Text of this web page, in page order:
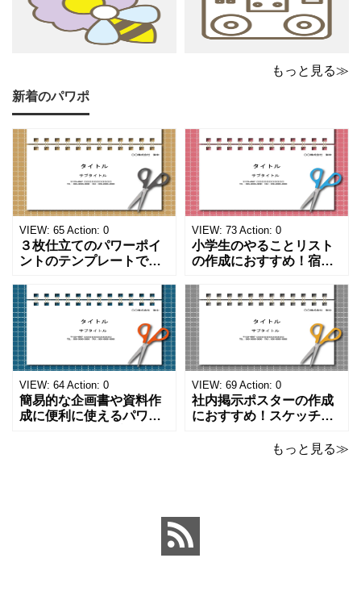
もっと見る≫
新着のパワポ
VIEW: 65 Action: 0
３枚仕立てのパワーポイ
ントのテンプレートで
ペンのワンポイントイラ
ストが描かれています。
ご案内やお知らせなど簡
単な資料を時短で作成で
きる便利なフォーマット
になります。 文房具好き
の方、掲示ポスターを作
成をされたい方におす
VIEW: 73 Action: 0
小学生のやることリスト
の作成におすすめ！宿題
事をまとめたい時のフォ
ーマットにおすすめしま
す。 ノートタイプのフォ
ーマットで文字入れをし
やすく、壁に貼ってもか
わいいデザインです。お
子さんが見てもテンショ
ンが上がるテンプレ
VIEW: 64 Action: 0
簡易的な企画書や資料作
成に便利に使えるパワー
VIEW: 69 Action: 0
社内掲示ポスターの作成
におすすめ！スケッチブ
なパワーポイントのテン
トにおすすめします。 ダ
ウンロードしてテキス
もっと見る≫